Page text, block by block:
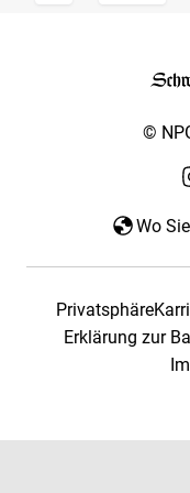
©
Wo
Privatsphäre
Erklärung zur